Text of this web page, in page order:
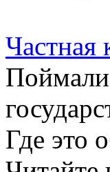
Частная
Где это